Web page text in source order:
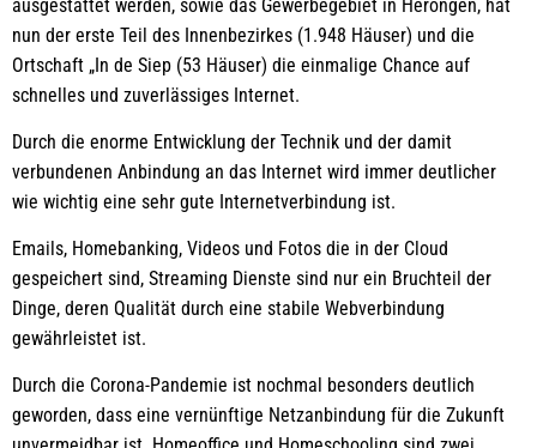
ausgestattet werden, sowie das Gewerbegebiet in Herongen, hat
nun der erste Teil des Innenbezirkes (1.948 Häuser) und die
Ortschaft „In de Siep (53 Häuser) die einmalige Chance auf
schnelles und zuverlässiges Internet.
Durch die enorme Entwicklung der Technik und der damit
verbundenen Anbindung an das Internet wird immer deutlicher
wie wichtig eine sehr gute Internetverbindung ist.
Emails, Homebanking, Videos und Fotos die in der Cloud
gespeichert sind, Streaming Dienste sind nur ein Bruchteil der
Dinge, deren Qualität durch eine stabile Webverbindung
gewährleistet ist.
Durch die Corona-Pandemie ist nochmal besonders deutlich
geworden, dass eine vernünftige Netzanbindung für die Zukunft